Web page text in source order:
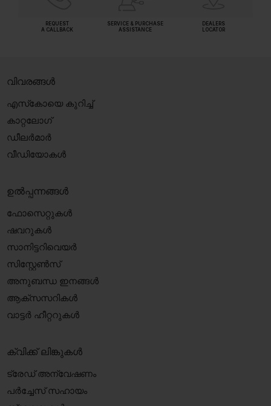
REQUEST
A CALLBACK
SERVICE & PURCHASE
ASSISTANCE
DEALERS
LOCATOR
വിവരങ്ങൾ
എസ്‍കോയെ കുറിച്ച്
കാറ്റലോഗ്
ഡീലർമാർ
വീഡിയോകൾ
ഉൽപ്പന്നങ്ങൾ
ഫോസെറ്റുകൾ
ഷവറുകൾ
സാനിട്ടറിവെയർ
സിസ്റ്റേൺസ്
അനുബന്ധ ഇനങ്ങൾ
ആക്‌സസറികൾ
വാട്ടർ ഹീറ്ററുകൾ
ക്വിക്ക് ലിങ്കുകൾ
ട്രേഡ് അന്വേഷണം
പർച്ചേസ് സഹായം